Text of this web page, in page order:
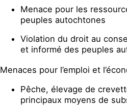
Menace pour les
peuples autochtones
Violation du droit au
et informé des peuples
Menaces pour l’emploi et
Pêche, élevage de
principaux moyens de